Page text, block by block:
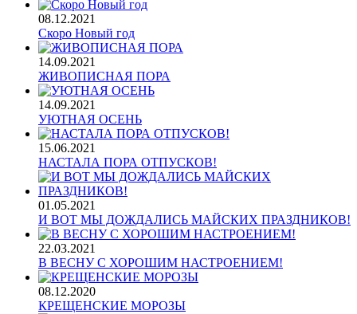
08.12.2021
Скоро Новый год
14.09.2021
ЖИВОПИСНАЯ ПОРА
14.09.2021
УЮТНАЯ ОСЕНЬ
15.06.2021
НАСТАЛА ПОРА ОТПУСКОВ!
01.05.2021
И ВОТ МЫ ДОЖДАЛИСЬ МАЙСКИХ ПРАЗДНИКОВ!
22.03.2021
В ВЕСНУ С ХОРОШИМ НАСТРОЕНИЕМ!
08.12.2020
КРЕЩЕНСКИЕ МОРОЗЫ